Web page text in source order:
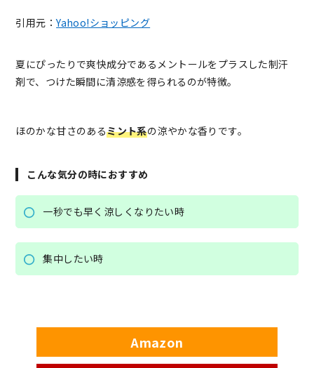
引用元：Yahoo!ショッピング
夏にぴったりで爽快成分であるメントールをプラスした制汗
剤で、つけた瞬間に清涼感を得られるのが特徴。
ほのかな甘さのあるミント系の涼やかな香りです。
こんな気分の時におすすめ
一秒でも早く涼しくなりたい時
集中したい時
Amazon